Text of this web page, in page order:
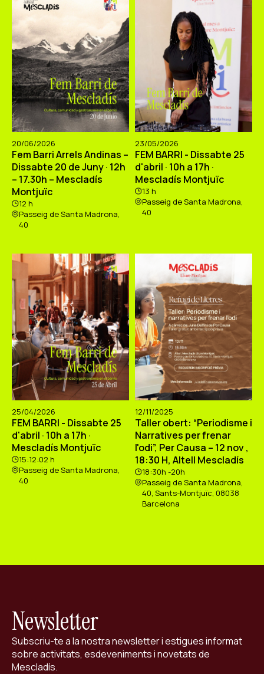
20/06/2026
Fem Barri Arrels Andinas –
Dissabte 20 de Juny · 12h
– 17.30h – Mescladís
Montjuïc
12 h
Passeig de Santa Madrona,
40
23/05/2026
FEM BARRI - Dissabte 25
d'abril · 10h a 17h ·
Mescladís Montjuïc
13 h
Passeig de Santa Madrona,
40
25/04/2026
FEM BARRI - Dissabte 25
d'abril · 10h a 17h ·
Mescladís Montjuïc
15:12:02 h
Passeig de Santa Madrona,
40
12/11/2025
Taller obert: “Periodisme i
Narratives per frenar
l'odi”, Per Causa – 12 nov ,
18:30 H, Altell Mescladís
18:30h -20h
Passeig de Santa Madrona,
40, Sants-Montjuïc, 08038
Barcelona
Newsletter
Subscriu-te a la nostra newsletter i estigues informat
sobre activitats, esdeveniments i novetats de
Mescladís.